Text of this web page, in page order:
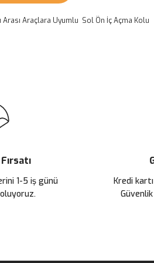
Arası Araçlara Uyumlu Sol Ön İç Açma Kolu
bulunuyor.
pahalı.
olmalı.
1-5 iş günü
Kredi